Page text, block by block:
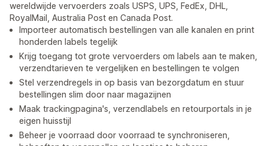
wereldwijde vervoerders zoals USPS, UPS, FedEx, DHL,
RoyalMail, Australia Post en Canada Post.
Importeer automatisch bestellingen van alle kanalen en print
honderden labels tegelijk
Krijg toegang tot grote vervoerders om labels aan te maken,
verzendtarieven te vergelijken en bestellingen te volgen
Stel verzendregels in op basis van bezorgdatum en stuur
bestellingen slim door naar magazijnen
Maak trackingpagina's, verzendlabels en retourportals in je
eigen huisstijl
Beheer je voorraad door voorraad te synchroniseren,